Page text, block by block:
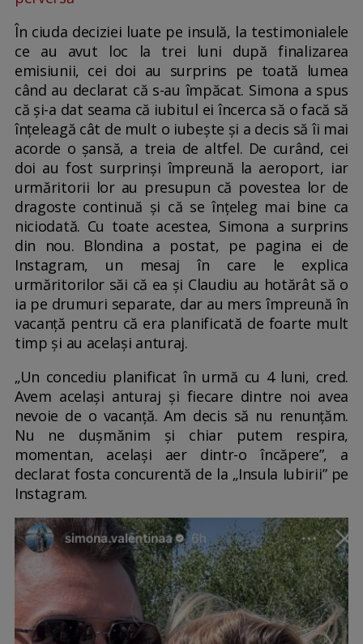
În ciuda deciziei luate pe insulă, la testimonialele
ce au avut loc la trei luni după finalizarea
emisiunii, cei doi au surprins pe toată lumea
când au declarat că s-au împăcat. Simona a spus
că și-a dat seama că iubitul ei încerca să o facă să
înțeleagă cât de mult o iubește și a decis să îi mai
acorde o șansă, a treia de altfel. De curând, cei
doi au fost surprinși împreună la aeroport, iar
urmăritorii lor au presupun că povestea lor de
dragoste continuă și că se înțeleg mai bine ca
niciodată. Cu toate acestea, Simona a surprins
din nou. Blondina a postat, pe pagina ei de
Instagram, un mesaj în care le explica
urmăritorilor săi că ea și Claudiu au hotărât să o
ia pe drumuri separate, dar au mers împreună în
vacanță pentru că era planificată de foarte mult
timp și au același anturaj.
„Un concediu planificat în urmă cu 4 luni, cred.
Avem același anturaj și fiecare dintre noi avea
nevoie de o vacanță. Am decis să nu renunțăm.
Nu ne dușmănim și chiar putem respira,
momentan, același aer dintr-o încăpere”, a
declarat fosta concurentă de la „Insula Iubirii” pe
Instagram.